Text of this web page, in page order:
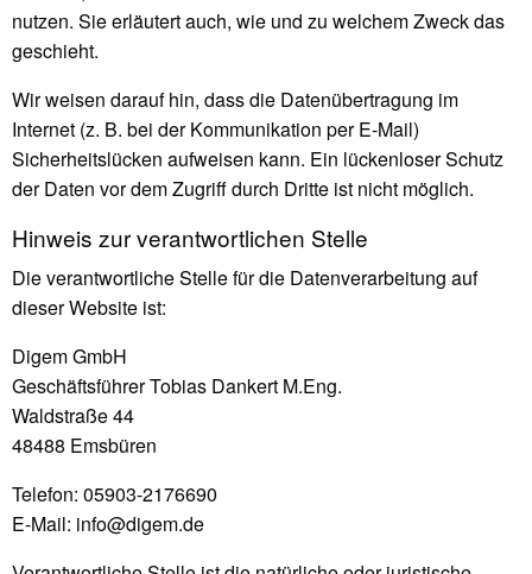
nutzen. Sie erläutert auch, wie und zu welchem Zweck das
geschieht.
Wir weisen darauf hin, dass die Datenübertragung im
Internet (z. B. bei der Kommunikation per E-Mail)
Sicherheitslücken aufweisen kann. Ein lückenloser Schutz
der Daten vor dem Zugriff durch Dritte ist nicht möglich.
Hinweis zur verantwortlichen Stelle
Die verantwortliche Stelle für die Datenverarbeitung auf
dieser Website ist:
Digem GmbH
Geschäftsführer Tobias Dankert M.Eng.
Waldstraße 44
48488 Emsbüren
Telefon: 05903-2176690
E-Mail: info@digem.de